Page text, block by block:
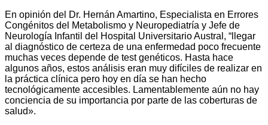
En opinión del Dr. Hernán Amartino, Especialista en Errores
Congénitos del Metabolismo y Neuropediatría y Jefe de
Neurología Infantil del Hospital Universitario Austral, “llegar
al diagnóstico de certeza de una enfermedad poco frecuente
muchas veces depende de test genéticos. Hasta hace
algunos años, estos análisis eran muy difíciles de realizar en
la práctica clínica pero hoy en día se han hecho
tecnológicamente accesibles. Lamentablemente aún no hay
conciencia de su importancia por parte de las coberturas de
salud».